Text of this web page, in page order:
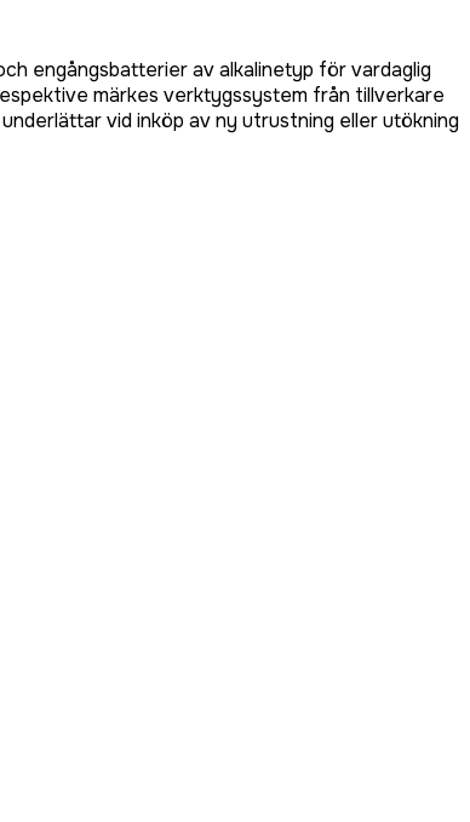
engångsbatterier av alkalinetyp för vardaglig
märkes verktygssystem från tillverkare
vid inköp av ny utrustning eller utökning